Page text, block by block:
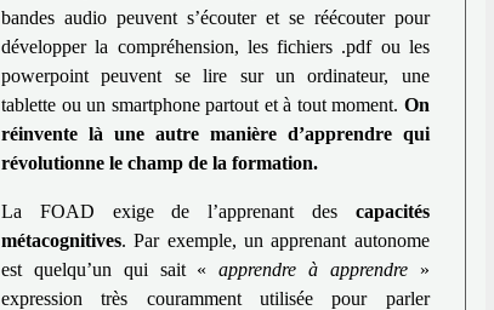
bandes audio peuvent s’écouter et se réécouter pour
développer la compréhension, les fichiers .pdf ou les
powerpoint peuvent se lire sur un ordinateur, une
tablette ou un smartphone partout et à tout moment. On
réinvente là une autre manière d’apprendre qui
révolutionne le champ de la formation.
La FOAD exige de l’apprenant des capacités
métacognitives. Par exemple, un apprenant autonome
est quelqu’un qui sait «apprendre à apprendre »
expression très couramment utilisée pour parler